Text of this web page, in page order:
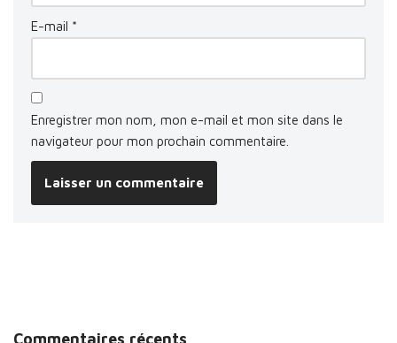
E-mail *
Enregistrer mon nom, mon e-mail et mon site dans le
navigateur pour mon prochain commentaire.
Commentaires récents